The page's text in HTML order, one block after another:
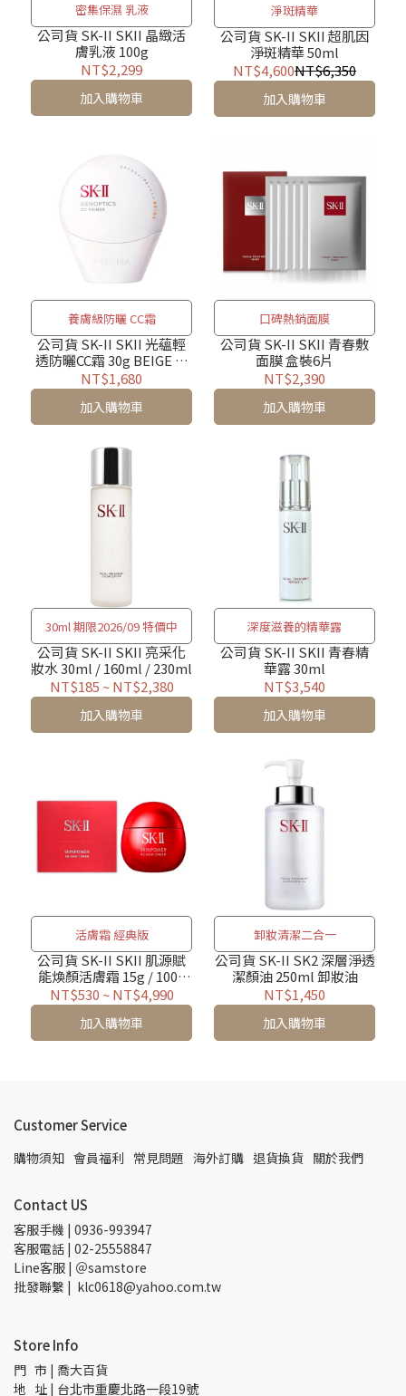
密集保濕 乳液
公司貨 SK-II SKII 晶緻活
膚乳液 100g
NT$2,299
加入購物車
淨斑精華
公司貨 SK-II SKII 超肌因
淨斑精華 50ml
NT$4,600NT$6,350
加入購物車
養膚級防曬 CC霜
公司貨 SK-II SKII 光蘊輕
透防曬CC霜 30g BEIGE 自
然膚 SPF50+ PA++++
NT$1,680
加入購物車
口碑熱銷面膜
公司貨 SK-II SKII 青春敷
面膜 盒裝6片
NT$2,390
加入購物車
30ml 期限2026/09 特價中
公司貨 SK-II SKII 亮采化
妝水 30ml / 160ml / 230ml
NT$185 ~NT$2,380
加入購物車
深度滋養的精華露
公司貨 SK-II SKII 青春精
華露 30ml
NT$3,540
加入購物車
活膚霜 經典版
公司貨 SK-II SKII 肌源賦
能煥顏活膚霜 15g / 100g
經典版
NT$530 ~NT$4,990
加入購物車
卸妝清潔二合一
公司貨 SK-II SK2 深層淨透
潔顏油 250ml 卸妝油
NT$1,450
加入購物車
Customer Service
購物須知 會員福利 常見問題 海外訂購 退貨換貨 關於我們
Contact US
客服手機 | 0936-993947
客服電話 | 02-25558847
Line客服 | ＠samstore
批發聯繫 |  klc0618@yahoo.com.tw
Store Info
門   市 | 喬大百貨
地   址 | 台北市重慶北路一段19號